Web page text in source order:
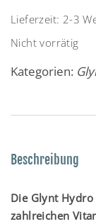
Lieferzeit: 2-3
Nicht vorrätig
Kategorien:
Beschreibung
Die Glynt
zahlreichen